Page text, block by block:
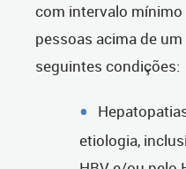
com intervalo mínimo
pessoas acima de
seguintes condições:
etiologia,